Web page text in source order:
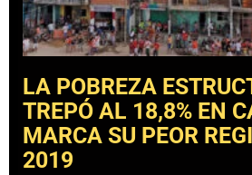
LA POBREZA
TREPÓ AL 18,8% EN
MARCA SU PEOR
2019